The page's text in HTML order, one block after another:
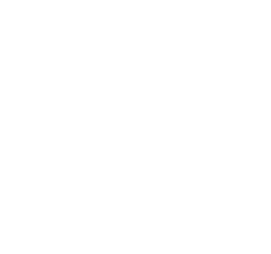
à l'auteur
photo de cette